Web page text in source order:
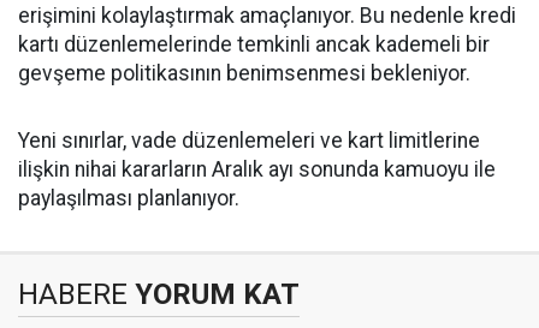
erişimini kolaylaştırmak amaçlanıyor. Bu nedenle kredi
kartı düzenlemelerinde temkinli ancak kademeli bir
gevşeme politikasının benimsenmesi bekleniyor.
Yeni sınırlar, vade düzenlemeleri ve kart limitlerine
ilişkin nihai kararların Aralık ayı sonunda kamuoyu ile
paylaşılması planlanıyor.
HABERE YORUM KAT